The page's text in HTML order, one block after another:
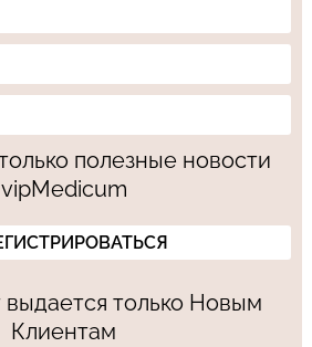
полезные новости
vipMedicum
выдается только Новым
Клиентам